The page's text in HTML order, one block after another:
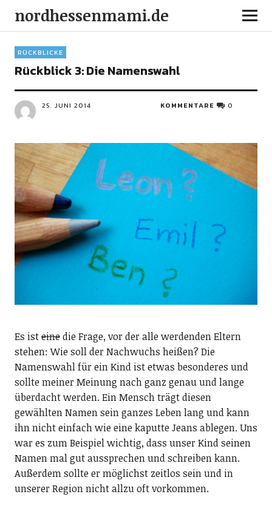
nordhessenmami.de
RÜCKBLICKE
Rückblick 3: Die Namenswahl
25. JUNI 2014 KOMMENTARE 0
Es isteinedie Frage, vor der alle werdenden Eltern
stehen: Wie soll der Nachwuchs heißen? Die
Namenswahl für ein Kind ist etwas besonderes und
sollte meiner Meinung nach ganz genau und lange
überdacht werden. Ein Mensch trägt diesen
gewählten Namen sein ganzes Leben lang und kann
ihn nicht einfach wie eine kaputte Jeans ablegen. Uns
war es zum Beispiel wichtig, dass unser Kind seinen
Namen mal gut aussprechen und schreiben kann.
Außerdem sollte er möglichst zeitlos sein und in
unserer Region nicht allzu oft vorkommen.